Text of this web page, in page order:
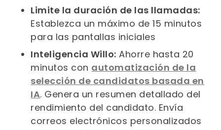
Limite la duración de las llamadas:
Establezca un máximo de 15 minutos
para las pantallas iniciales
Inteligencia Willo: Ahorre hasta 20
minutos con automatización de la
selección de candidatos basada en
IA. Genera un resumen detallado del
rendimiento del candidato. Envía
correos electrónicos personalizados